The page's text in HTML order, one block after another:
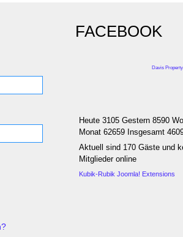
FACEBOOK
Davis
Heute 3105 Gestern 8590
Monat 62659 Insgesamt
Aktuell sind 170 Gäste und
Mitglieder online
Kubik-Rubik Joomla! Extensions